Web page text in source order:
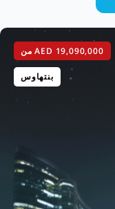
AED 19,090,000 من
بنتهاوس